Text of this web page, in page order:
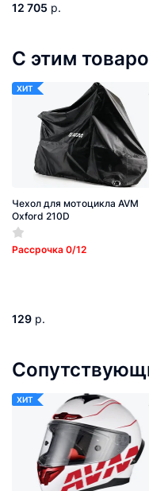
12 705 р.
С этим
ХИТ
Чехол для мотоцикла AVM
Oxford 210D
Рассрочка 0/12
129 р.
ХИТ